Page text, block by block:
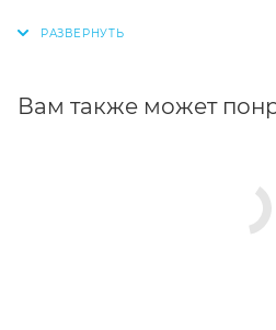
Вам также может